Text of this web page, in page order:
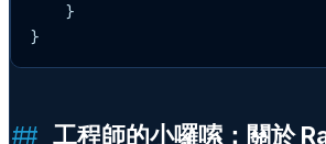
    }
工程師的小囉嗦：關於